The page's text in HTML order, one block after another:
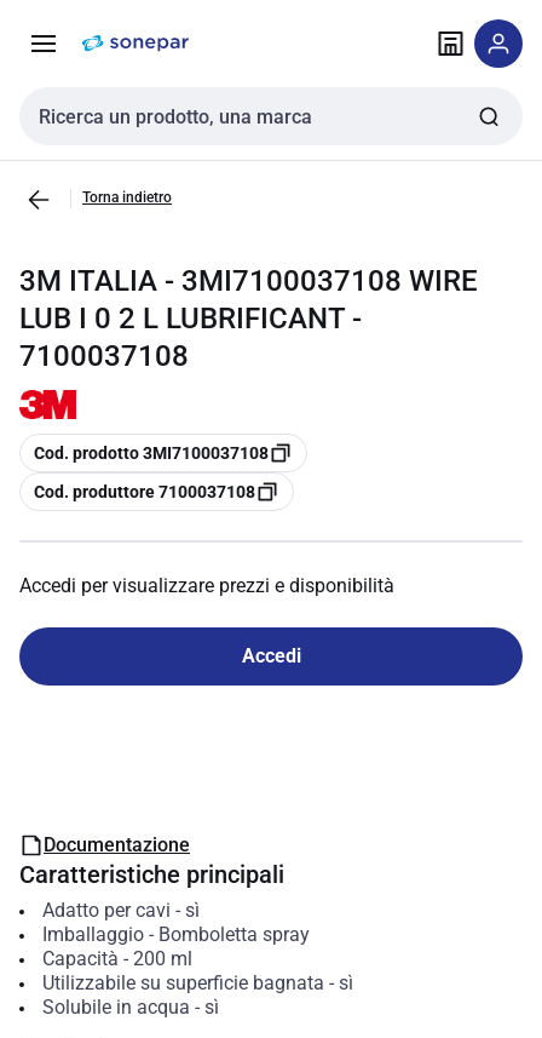
navigazione alla
Cerca input
Torna indietro
3M ITALIA - 3MI7100037108 WIRE
LUB I 0 2 L LUBRIFICANT -
7100037108
copia
Cod. prodotto 3MI7100037108
copia
Cod. produttore 7100037108
Accedi per visualizzare prezzi e disponibilità
Accedi
Documentazione
Caratteristiche principali
Adatto per cavi - sì
Imballaggio- Bomboletta spray
Capacità - 200 ml
Utilizzabile su superficie bagnata - sì
Solubile in acqua - sì